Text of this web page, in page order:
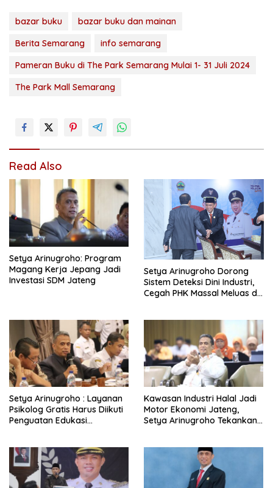
bazar buku
bazar buku dan mainan
Berita Semarang
info semarang
Pameran Buku di The Park Semarang Mulai 1- 31 Juli 2024
The Park Mall Semarang
Read Also
Setya Arinugroho: Program
Magang Kerja Jepang Jadi
Investasi SDM Jateng
Setya Arinugroho Dorong
Sistem Deteksi Dini Industri,
Cegah PHK Massal Meluas di
Setya Arinugroho : Layanan
Psikolog Gratis Harus Diikuti
Penguatan Edukasi
Kawasan Industri Halal Jadi
Motor Ekonomi Jateng,
Setya Arinugroho Tekankan